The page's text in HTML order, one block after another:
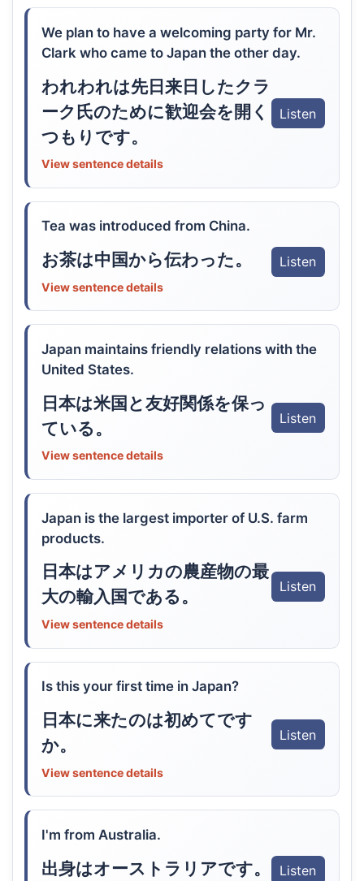
We plan to have a welcoming party for Mr.
Clark who came to Japan the other day.
われわれは先日来日したクラ
ーク氏のために歓迎会を開く
つもりです。
Listen
View sentence details
Tea was introduced from China.
お茶は中国から伝わった。 Listen
View sentence details
Japan maintains friendly relations with the
United States.
日本は米国と友好関係を保っ
ている。
Listen
View sentence details
Japan is the largest importer of U.S. farm
products.
日本はアメリカの農産物の最
大の輸入国である。
Listen
View sentence details
Is this your first time in Japan?
日本に来たのは初めてです
か。
Listen
View sentence details
I'm from Australia.
出身はオーストラリアです。 Listen